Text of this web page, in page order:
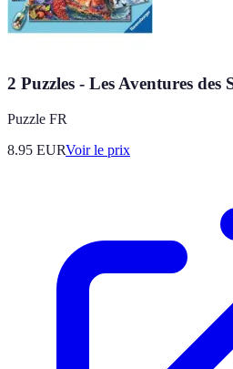
2 Puzzles - Les Aventures des
Puzzle FR
8.95 EURVoir le prix